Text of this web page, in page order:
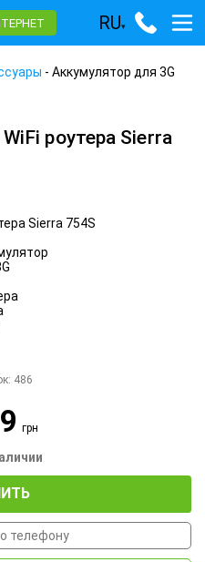
RU▾
- Аккумулятор для 3G
роутера Sierra
486
грн
телефону